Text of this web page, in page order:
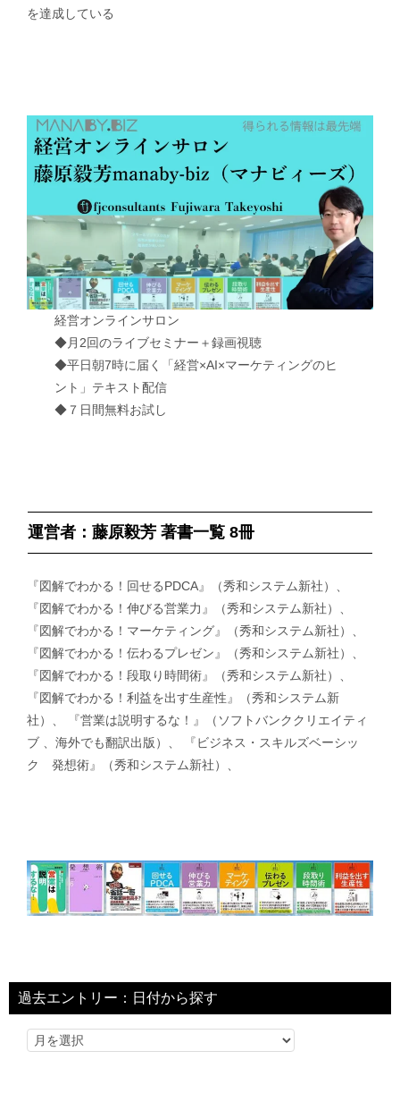
を達成している
経営オンラインサロン
◆月2回のライブセミナー＋録画視聴
◆平日朝7時に届く「経営×AI×マーケティングのヒ
ント」テキスト配信
◆７日間無料お試し
運営者：藤原毅芳 著書一覧 8冊
『図解でわかる！回せるPDCA』（秀和システム新社）、
『図解でわかる！伸びる営業力』（秀和システム新社）、
『図解でわかる！マーケティング』（秀和システム新社）、
『図解でわかる！伝わるプレゼン』（秀和システム新社）、
『図解でわかる！段取り時間術』（秀和システム新社）、
『図解でわかる！利益を出す生産性』（秀和システム新
社）、 『営業は説明するな！』（ソフトバンククリエイティ
ブ 、海外でも翻訳出版）、 『ビジネス・スキルズベーシッ
ク 発想術』（秀和システム新社）、
過去エントリー：日付から探す